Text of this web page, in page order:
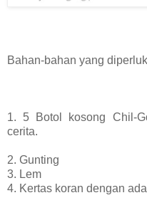
Bahan-bahan yang
1. 5 Botol kosong Chil-
cerita.
2. Gunting
3. Lem
4. Kertas koran dengan